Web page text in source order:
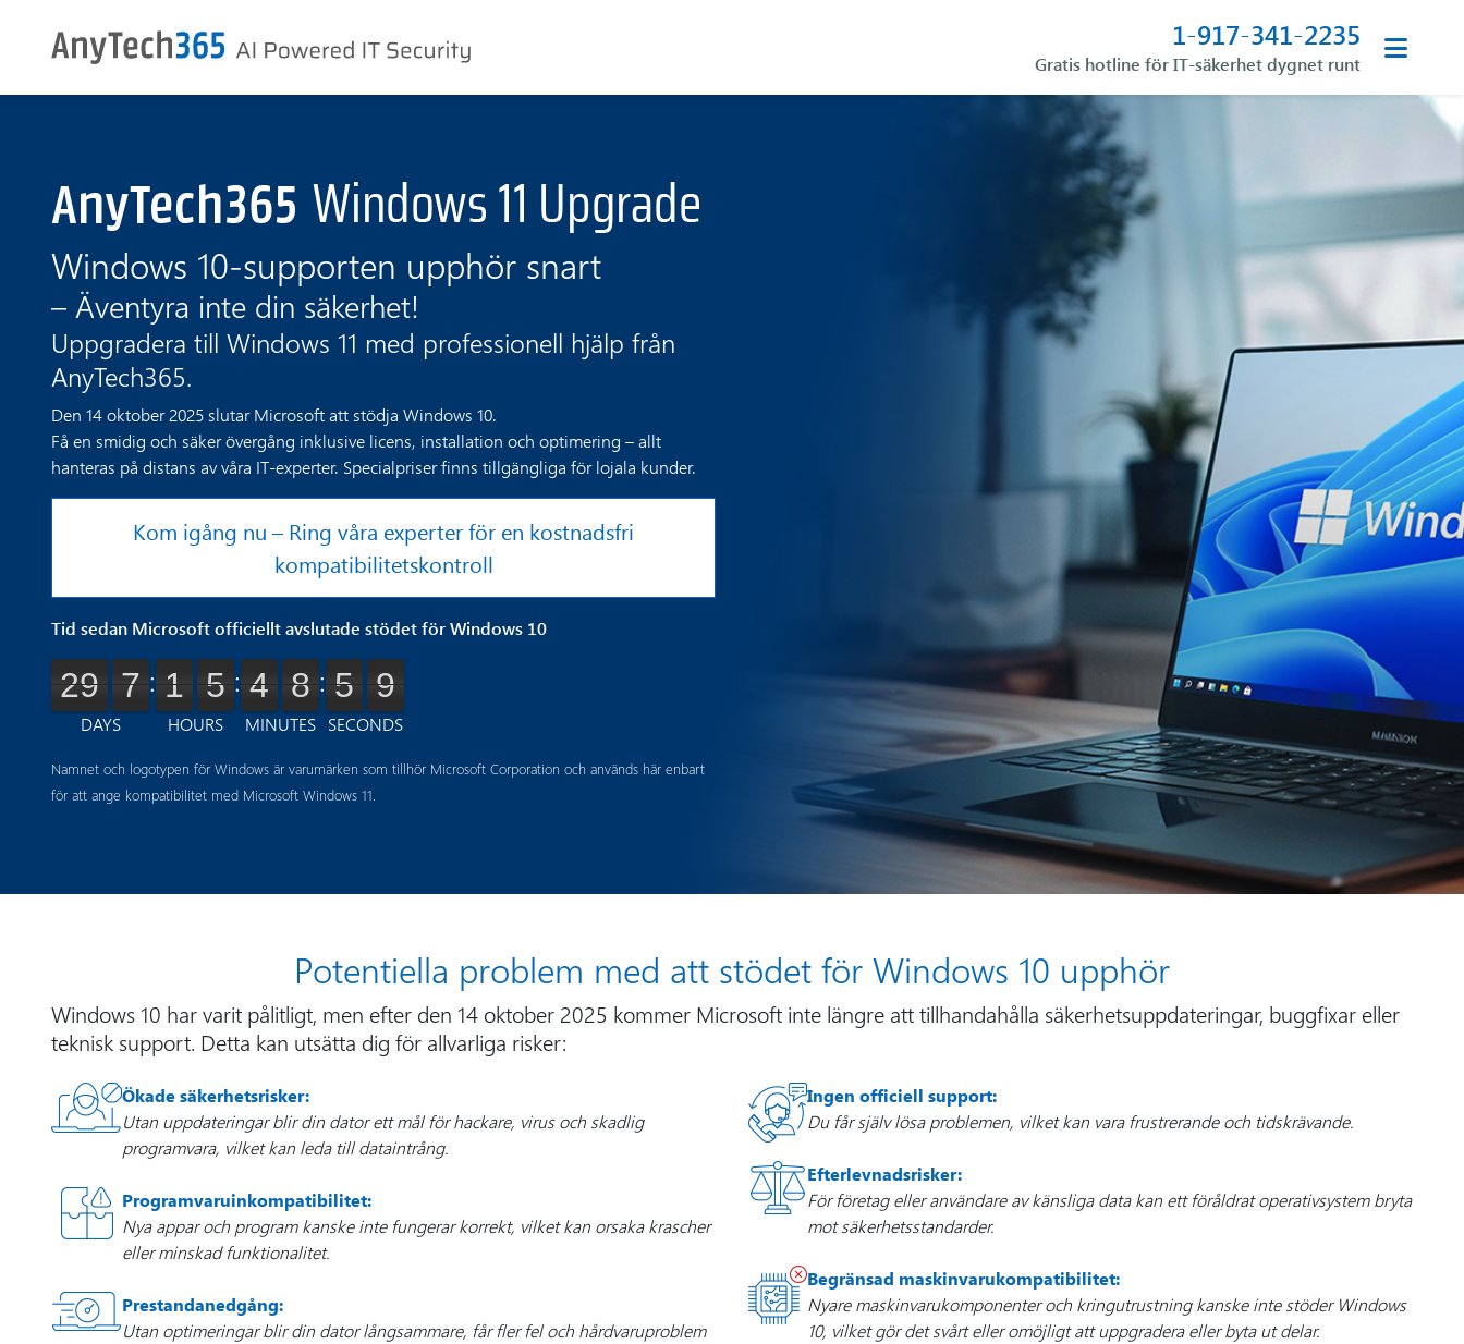
1-917-341-2235
Gratis hotline för IT-säkerhet dygnet runt
Windows 10-supporten upphör snart
– Äventyra inte din säkerhet!
Uppgradera till Windows 11 med professionell hjälp från
AnyTech365.
Den 14 oktober 2025 slutar Microsoft att stödja Windows 10.
Få en smidig och säker övergång inklusive licens, installation och optimering – allt
hanteras på distans av våra IT-experter. Specialpriser finns tillgängliga för lojala kunder.
Kom igång nu – Ring våra experter för en kostnadsfri
kompatibilitetskontroll
Tid sedan Microsoft officiellt avslutade stödet för Windows 10
29
29 7
7
DAYS
: 1
1 5
5
HOURS
: 4
4 9
9
MINUTES
: 0
0 0
0
SECONDS
Namnet och logotypen för Windows är varumärken som tillhör Microsoft Corporation och används här enbart
för att ange kompatibilitet med Microsoft Windows 11.
Potentiella problem med att stödet för Windows 10 upphör
Windows 10 har varit pålitligt, men efter den 14 oktober 2025 kommer Microsoft inte längre att tillhandahålla säkerhetsuppdateringar, buggfixar eller
teknisk support. Detta kan utsätta dig för allvarliga risker:
Ökade säkerhetsrisker:
Utan uppdateringar blir din dator ett mål för hackare, virus och skadlig
programvara, vilket kan leda till dataintrång.
Programvaruinkompatibilitet:
Nya appar och program kanske inte fungerar korrekt, vilket kan orsaka krascher
eller minskad funktionalitet.
Prestandanedgång:
Utan optimeringar blir din dator långsammare, får fler fel och hårdvaruproblem
Ingen officiell support:
Du får själv lösa problemen, vilket kan vara frustrerande och tidskrävande.
Efterlevnadsrisker:
För företag eller användare av känsliga data kan ett föråldrat operativsystem bryta
mot säkerhetsstandarder.
Begränsad maskinvarukompatibilitet:
Nyare maskinvarukomponenter och kringutrustning kanske inte stöder Windows
10, vilket gör det svårt eller omöjligt att uppgradera eller byta ut delar.